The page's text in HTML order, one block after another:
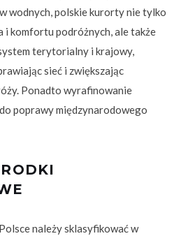
wodnych, polskie kurorty nie tylko
i komfortu podróżnych, ale także
terytorialny i krajowy,
sieć i zwiększając
Ponadto wyrafinowanie
poprawy międzynarodowego
należy sklasyfikować w